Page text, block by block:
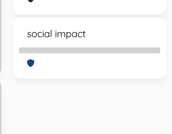
social impact